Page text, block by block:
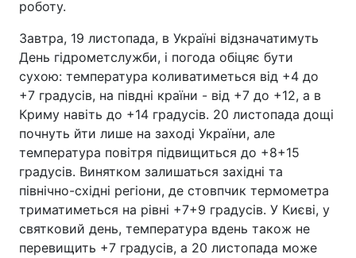
роботу.
Завтра, 19 листопада, в Україні відзначатимуть
День гідрометслужби, і погода обіцяє бути
сухою: температура коливатиметься від +4 до
+7 градусів, на півдні країни - від +7 до +12, а в
Криму навіть до +14 градусів. 20 листопада дощі
почнуть йти лише на заході України, але
температура повітря підвищиться до +8+15
градусів. Винятком залишаться західні та
північно-східні регіони, де стовпчик термометра
триматиметься на рівні +7+9 градусів. У Києві, у
святковий день, температура вдень також не
перевищить +7 градусів, а 20 листопада може